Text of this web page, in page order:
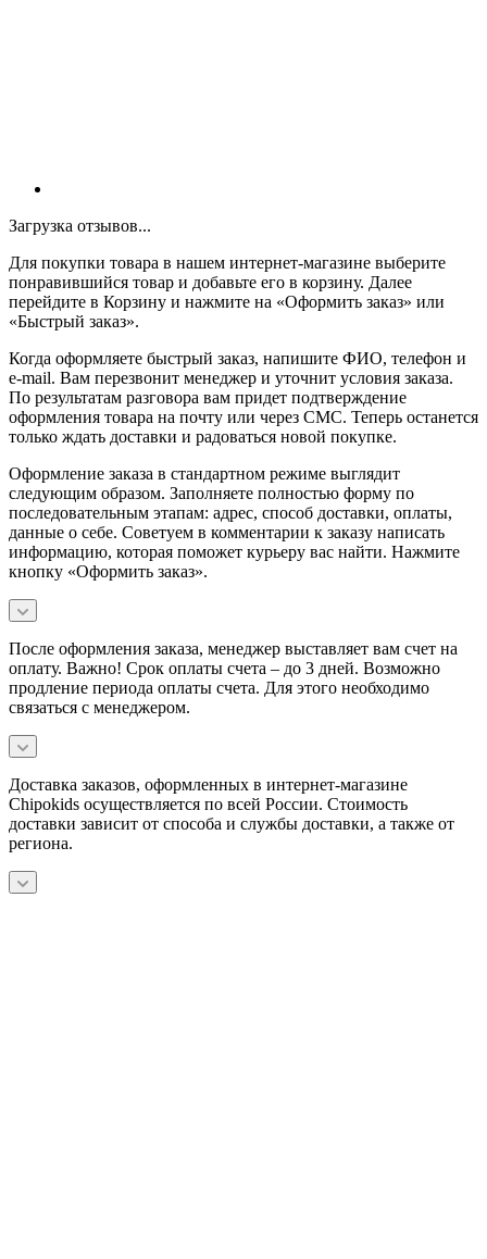
Загрузка отзывов...
Для покупки товара в нашем интернет-магазине выберите
понравившийся товар и добавьте его в корзину. Далее
перейдите в Корзину и нажмите на «Оформить заказ» или
«Быстрый заказ».
Когда оформляете быстрый заказ, напишите ФИО, телефон и
e-mail. Вам перезвонит менеджер и уточнит условия заказа.
По результатам разговора вам придет подтверждение
оформления товара на почту или через СМС. Теперь останется
только ждать доставки и радоваться новой покупке.
Оформление заказа в стандартном режиме выглядит
следующим образом. Заполняете полностью форму по
последовательным этапам: адрес, способ доставки, оплаты,
данные о себе. Советуем в комментарии к заказу написать
информацию, которая поможет курьеру вас найти. Нажмите
кнопку «Оформить заказ».
После оформления заказа, менеджер выставляет вам счет на
оплату. Важно! Срок оплаты счета – до 3 дней. Возможно
продление периода оплаты счета. Для этого необходимо
связаться с менеджером.
Доставка заказов, оформленных в интернет-магазине
Chipokids осуществляется по всей России. Стоимость
доставки зависит от способа и службы доставки, а также от
региона.